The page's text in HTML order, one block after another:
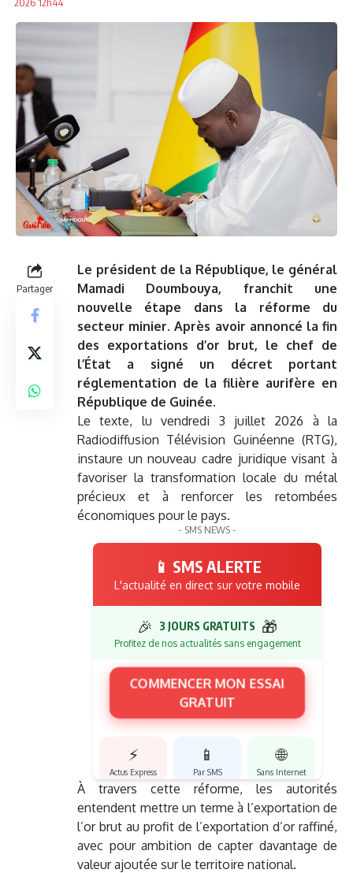
Partager
Le président de la République, le général
Mamadi Doumbouya, franchit une
nouvelle étape dans la réforme du
secteur minier. Après avoir annoncé la fin
des exportations d’or brut, le chef de
l’État a signé un décret portant
réglementation de la filière aurifère en
République de Guinée.
Le texte, lu vendredi 3 juillet 2026 à la
Radiodiffusion Télévision Guinéenne (RTG),
instaure un nouveau cadre juridique visant à
favoriser la transformation locale du métal
précieux et à renforcer les retombées
économiques pour le pays.
- SMS NEWS -
📱 SMS ALERTE
L'actualité en direct sur votre mobile
🎉 3 JOURS GRATUITS 🎁
Profitez de nos actualités sans engagement
COMMENCER MON ESSAI
GRATUIT
⚡
Actus Express
📱
Par SMS
🌐
Sans Internet
À travers cette réforme, les autorités
entendent mettre un terme à l’exportation de
l’or brut au profit de l’exportation d’or raffiné,
avec pour ambition de capter davantage de
valeur ajoutée sur le territoire national.